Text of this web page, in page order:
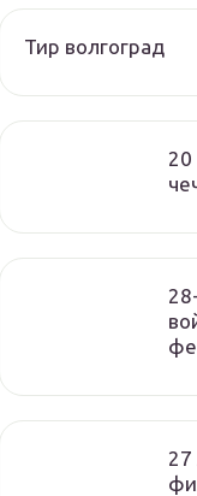
Тир волгоград
27